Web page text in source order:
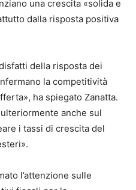
una crescita «solida e
dalla risposta positiva
della risposta dei
la competitività
ha spiegato Zanatta.
anche sul
i tassi di crescita del
l’attenzione sulle